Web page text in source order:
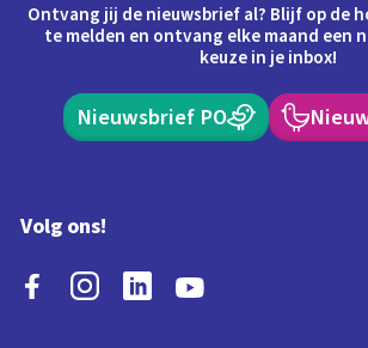
Ontvang jij de nieuwsbrief al? Blijf op de
te melden en ontvang elke maand een
keuze in je inbox!
Nieuwsbrief PO
Volg ons!